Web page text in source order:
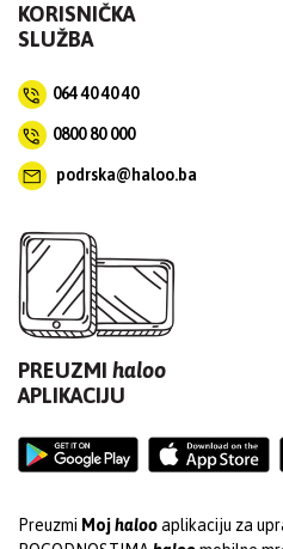
PREUZMI haloo
APLIKACIJU
Preuzmi Mojhalooaplikaciju za
KORISNIČKA
SLUŽBA
064 40 40 40
0800 80 000
podrska@haloo.ba